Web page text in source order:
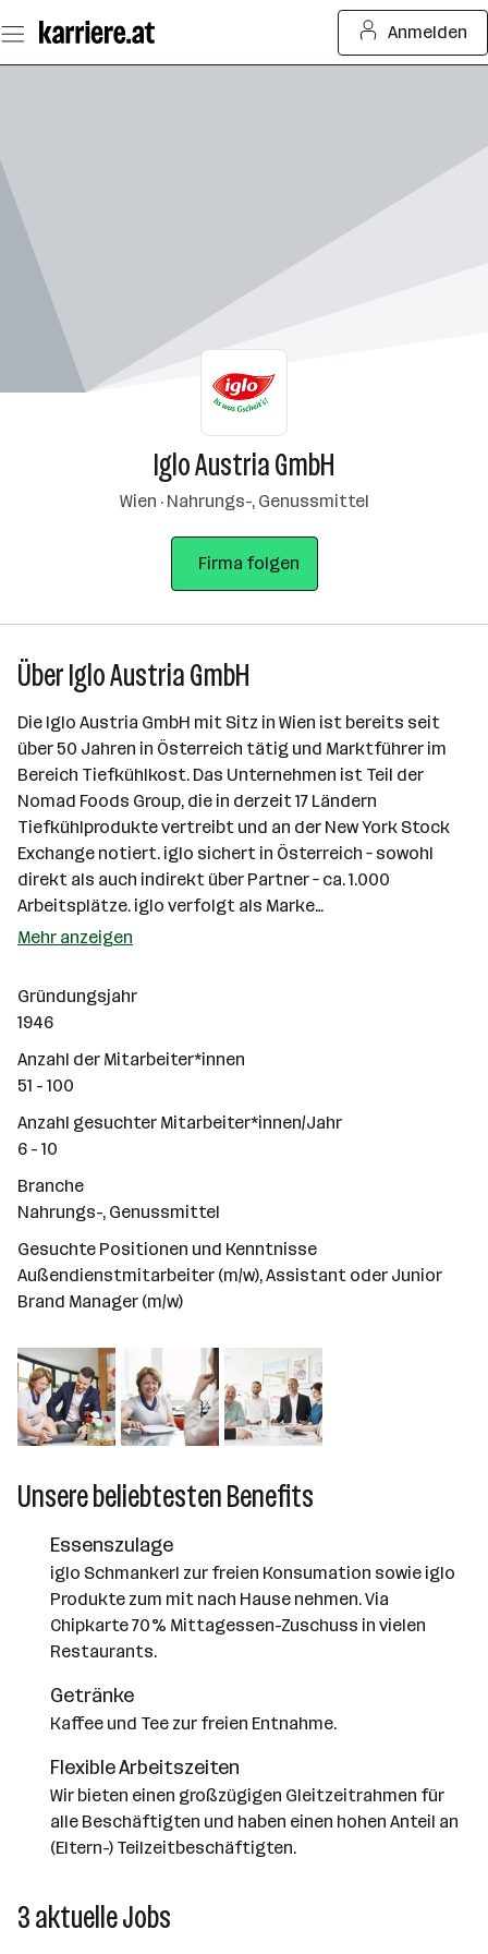
Seiteninhalt
springen
Anmelden
Iglo Austria GmbH
Wien · Nahrungs-, Genussmittel
Firma folgen
Über Iglo Austria GmbH
Die Iglo Austria GmbH mit Sitz in Wien ist bereits seit
über 50 Jahren in Österreich tätig und Marktführer im
Bereich Tiefkühlkost. Das Unternehmen ist Teil der
Nomad Foods Group, die in derzeit 17 Ländern
Tiefkühlprodukte vertreibt und an der New York Stock
Exchange notiert. iglo sichert in Österreich – sowohl
direkt als auch indirekt über Partner – ca. 1.000
Arbeitsplätze. iglo verfolgt als Marke…
Mehr anzeigen
Gründungsjahr
1946
Anzahl der Mitarbeiter*innen
51 - 100
Anzahl gesuchter Mitarbeiter*innen/Jahr
6 - 10
Branche
Nahrungs-, Genussmittel
Gesuchte Positionen und Kenntnisse
Außendienstmitarbeiter (m/w), Assistant oder Junior
Brand Manager (m/w)
Unsere beliebtesten Benefits
Essenszulage
iglo Schmankerl zur freien Konsumation sowie iglo
Produkte zum mit nach Hause nehmen. Via
Chipkarte 70% Mittagessen-Zuschuss in vielen
Restaurants.
Getränke
Kaffee und Tee zur freien Entnahme.
Flexible Arbeitszeiten
Wir bieten einen großzügigen Gleitzeitrahmen für
alle Beschäftigten und haben einen hohen Anteil an
(Eltern-) Teilzeitbeschäftigten.
3 aktuelle Jobs